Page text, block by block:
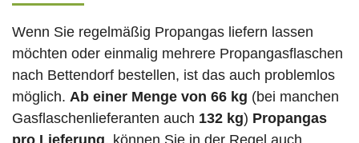
Wenn Sie regelmäßig Propangas liefern lassen
möchten oder einmalig mehrere Propangasflaschen
nach Bettendorf bestellen, ist das auch problemlos
möglich. Ab einer Menge von 66 kg (bei manchen
Gasflaschenlieferanten auch 132 kg) Propangas